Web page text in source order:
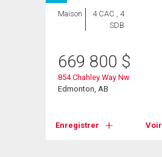
Maison
4 CAC , 4
SDB
669 800 $
854 Chahley Way Nw
Edmonton, AB
Enregistrer Voir